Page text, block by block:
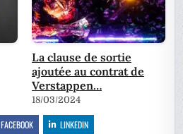
La clause de sortie
ajoutée au contrat de
Verstappen…
18/03/2024
FACEBOOK LINKEDIN